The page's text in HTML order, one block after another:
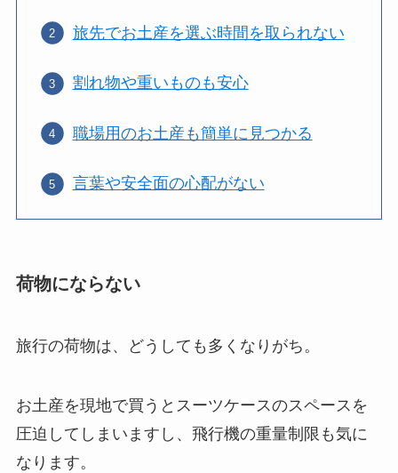
旅先でお土産を選ぶ時間を取られない
割れ物や重いものも安心
職場用のお土産も簡単に見つかる
言葉や安全面の心配がない
荷物にならない
旅行の荷物は、どうしても多くなりがち。
お土産を現地で買うとスーツケースのスペースを
圧迫してしまいますし、飛行機の重量制限も気に
なります。